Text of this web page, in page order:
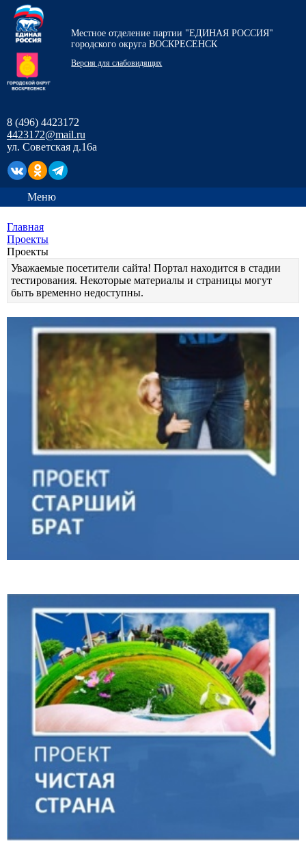
Местное отделение партии "ЕДИНАЯ РОССИЯ"
городского округа ВОСКРЕСЕНСК
Версия для слабовидящих
8 (496) 4423172
4423172@mail.ru
ул. Советская д.16а
Меню
Главная
Проекты
Проекты
Уважаемые посетители сайта! Портал находится в стадии
тестирования. Некоторые материалы и страницы могут
быть временно недоступны.